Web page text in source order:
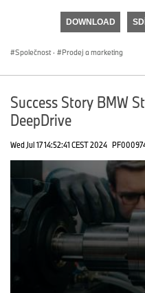
DOWNLOAD
Společnost · Prodej a marketing
Success Story BMW
DeepDrive
Wed Jul 17 14:52:41 CEST 2024